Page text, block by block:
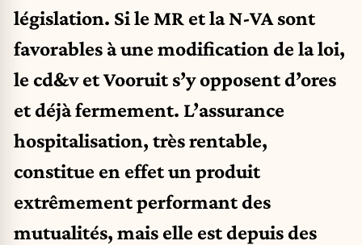
législation. Si le MR et la N-VA sont
favorables à une modification de la loi,
le cd&v et Vooruit s’y opposent d’ores
et déjà fermement. L’assurance
hospitalisation, très rentable,
constitue en effet un produit
extrêmement performant des
mutualités, mais elle est depuis des